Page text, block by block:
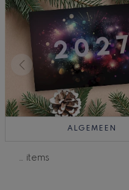
ALGEMEEN
… items